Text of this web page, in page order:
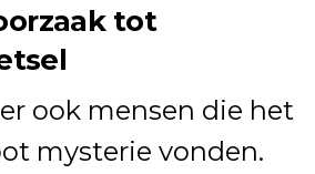
tot
ook mensen die het
mysterie vonden.